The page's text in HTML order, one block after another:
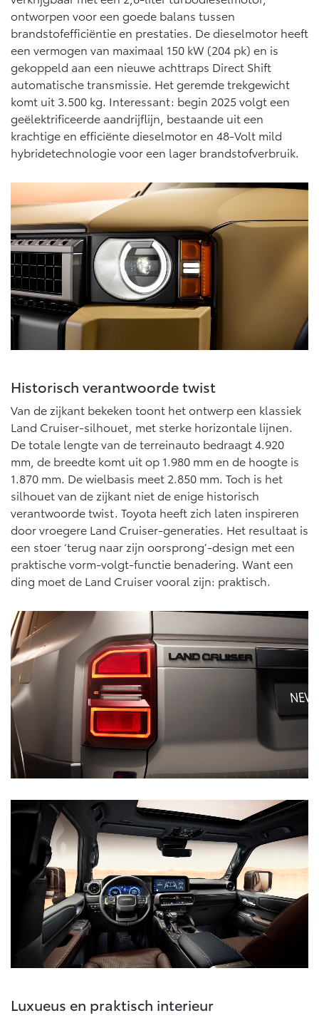
ontworpen voor een goede balans tussen
brandstofefficiëntie en prestaties. De dieselmotor heeft
een vermogen van maximaal 150 kW (204 pk) en is
gekoppeld aan een nieuwe achttraps Direct Shift
automatische transmissie. Het geremde trekgewicht
komt uit 3.500 kg. Interessant: begin 2025 volgt een
geëlektrificeerde aandrijflijn, bestaande uit een
krachtige en efficiënte dieselmotor en 48-Volt mild
hybridetechnologie voor een lager brandstofverbruik.
Historisch verantwoorde twist
Van de zijkant bekeken toont het ontwerp een klassiek
Land Cruiser-silhouet, met sterke horizontale lijnen.
De totale lengte van de terreinauto bedraagt 4.920
mm, de breedte komt uit op 1.980 mm en de hoogte is
1.870 mm. De wielbasis meet 2.850 mm. Toch is het
silhouet van de zijkant niet de enige historisch
verantwoorde twist. Toyota heeft zich laten inspireren
door vroegere Land Cruiser-generaties. Het resultaat is
een stoer ‘terug naar zijn oorsprong’-design met een
praktische vorm-volgt-functie benadering. Want een
ding moet de Land Cruiser vooral zijn: praktisch.
Luxueus en praktisch interieur